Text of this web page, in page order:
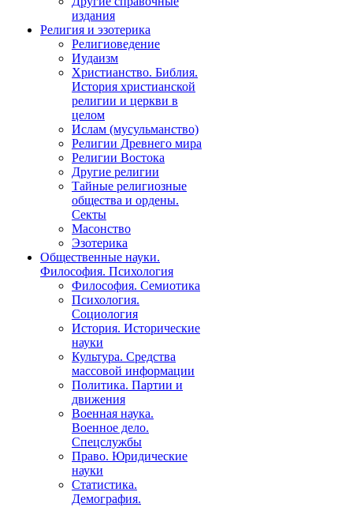
издания
Религия и эзотерика
Религиоведение
Иудаизм
Христианство. Библия.
История христианской
религии и церкви в
целом
Ислам (мусульманство)
Религии Древнего мира
Религии Востока
Другие религии
Тайные религиозные
общества и ордены.
Секты
Масонство
Эзотерика
Общественные науки.
Философия. Психология
Философия. Семиотика
Психология.
Социология
История. Исторические
науки
Культура. Средства
массовой информации
Политика. Партии и
движения
Военная наука.
Военное дело.
Спецслужбы
Право. Юридические
науки
Статистика.
Демография.